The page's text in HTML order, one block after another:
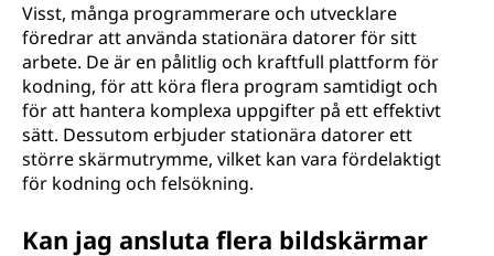
Visst, många programmerare och utvecklare
föredrar att använda stationära datorer för sitt
arbete. De är en pålitlig och kraftfull plattform för
kodning, för att köra flera program samtidigt och
för att hantera komplexa uppgifter på ett effektivt
sätt. Dessutom erbjuder stationära datorer ett
större skärmutrymme, vilket kan vara fördelaktigt
för kodning och felsökning.
Kan jag ansluta flera bildskärmar